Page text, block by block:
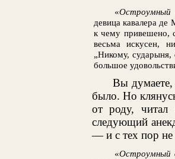
«Остроумный
девица кавалера
к чему привешено,
весьма искусен,
„Никому, сударыня,
большое
Вы думаете,
было. Но
от роду, читал
следующий
— и с тех пор не
«Остроумный